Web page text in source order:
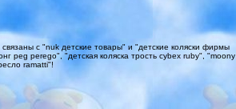
с "nuk детские товары" и "детские коляски фирмы
peg perego", "детская коляска трость cybex ruby", "moony
ramatti"!